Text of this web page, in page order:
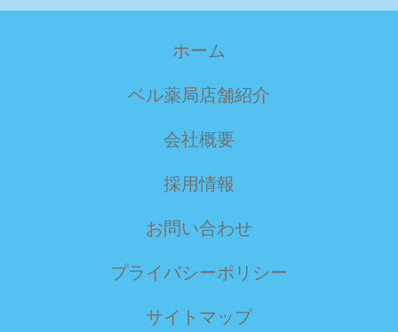
ホーム
ベル薬局店舗紹介
会社概要
採用情報
お問い合わせ
プライバシーポリシー
サイトマップ